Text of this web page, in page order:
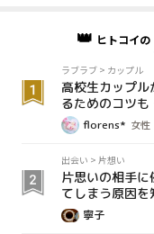
👑 ヒトコイの
ラブラブ > カップル
高校生カップ
るためのコツも
florens* 女性
出会い > 片想い
片思いの相手
てしまう原因
寧子